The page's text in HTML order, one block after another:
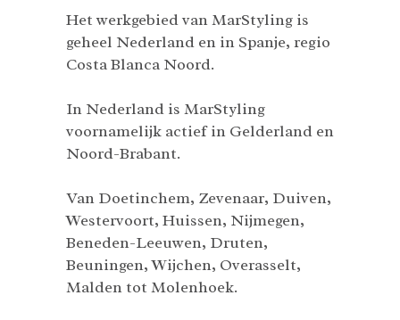
Het werkgebied van MarStyling is
geheel Nederland en in Spanje, regio
Costa Blanca Noord.
In Nederland is MarStyling
voornamelijk actief in Gelderland en
Noord-Brabant.
Van Doetinchem, Zevenaar, Duiven,
Westervoort, Huissen, Nijmegen,
Beneden-Leeuwen, Druten,
Beuningen, Wijchen, Overasselt,
Malden tot Molenhoek.